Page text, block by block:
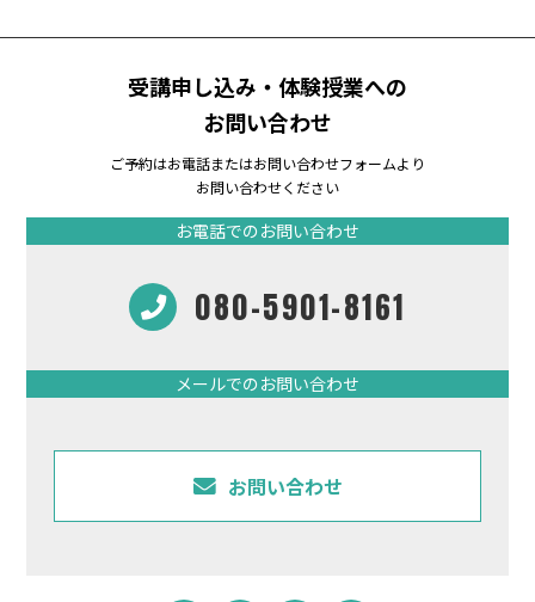
受講申し込み・体験授業への
お問い合わせ
ご予約はお電話またはお問い合わせフォームより
お問い合わせください
お電話でのお問い合わせ
080-5901-8161
メールでのお問い合わせ
お問い合わせ